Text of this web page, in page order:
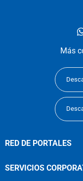
Más
RED DE PORTALES
SERVICIOS